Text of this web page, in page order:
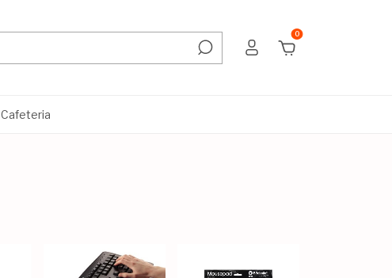
0
Cafeteria